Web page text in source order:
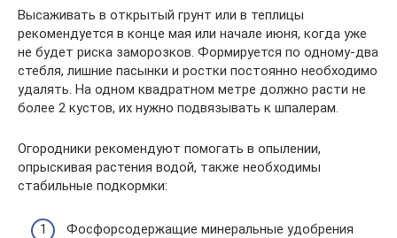
Высаживать в открытый грунт или в теплицы
рекомендуется в конце мая или начале июня, когда уже
не будет риска заморозков. Формируется по одному-два
стебля, лишние пасынки и ростки постоянно необходимо
удалять. На одном квадратном метре должно расти не
более 2 кустов, их нужно подвязывать к шпалерам.
Огородники рекомендуют помогать в опылении,
опрыскивая растения водой, также необходимы
стабильные подкормки:
Фосфорсодержащие минеральные удобрения